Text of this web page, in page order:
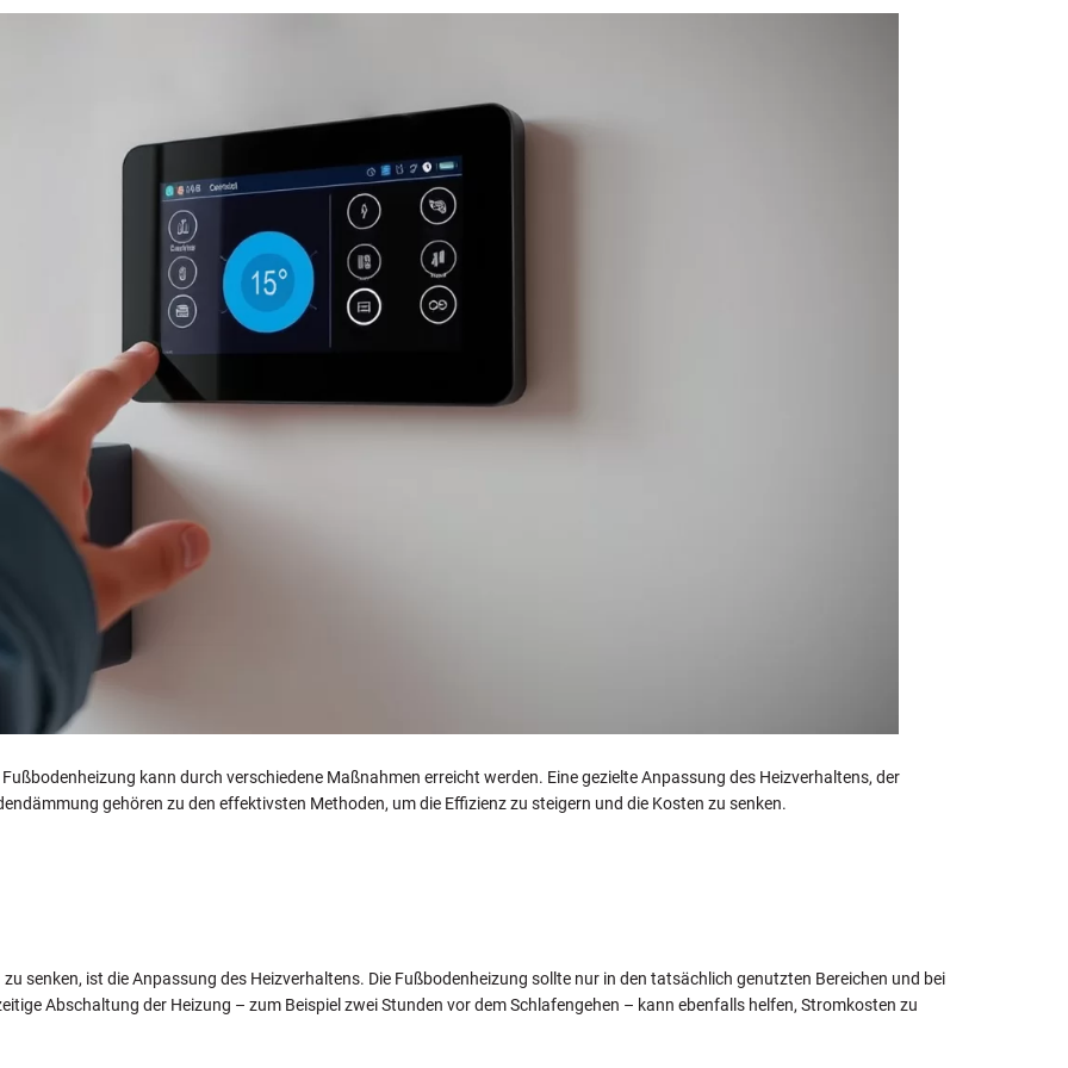
kann durch verschiedene Maßnahmen erreicht werden. Eine gezielte Anpassung des Heizverhaltens, der
gehören zu den effektivsten Methoden, um die Effizienz zu steigern und die Kosten zu senken.
senken, ist die Anpassung des Heizverhaltens. Die Fußbodenheizung sollte nur in den tatsächlich genutzten Bereichen und bei
Abschaltung der Heizung – zum Beispiel zwei Stunden vor dem Schlafengehen – kann ebenfalls helfen, Stromkosten zu